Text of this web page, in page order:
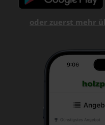
oder zuerst mehr